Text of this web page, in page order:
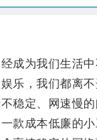
为我们生活中
，我们都离不
定、网速慢的
成本低廉的小